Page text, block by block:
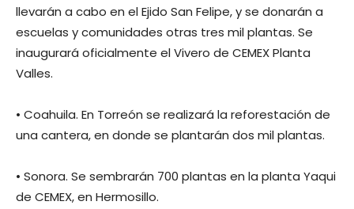
llevarán a cabo en el Ejido San Felipe, y se donarán a
escuelas y comunidades otras tres mil plantas. Se
inaugurará oficialmente el Vivero de CEMEX Planta
Valles.
• Coahuila. En Torreón se realizará la reforestación de
una cantera, en donde se plantarán dos mil plantas.
• Sonora. Se sembrarán 700 plantas en la planta Yaqui
de CEMEX, en Hermosillo.